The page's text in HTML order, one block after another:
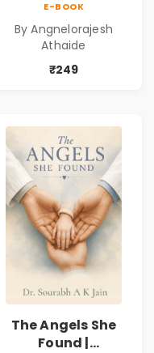
Business &
Personal Growth
Book
E-BOOK
By Angnelorajesh
Athaide
₹249
The Angels She
Found |